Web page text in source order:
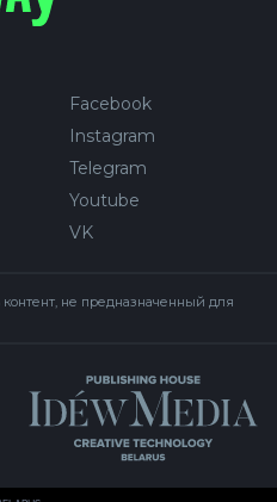
Facebook
Instagram
Telegram
Youtube
VK
не предназначенный для